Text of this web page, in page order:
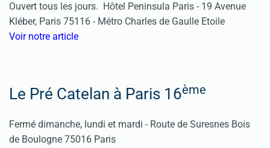
Ouvert tous les jours. Hôtel Peninsula Paris - 19 Avenue
Kléber, Paris 75116 - Métro Charles de Gaulle Etoile
Voir notre article
Le Pré Catelan à Paris 16ème
Fermé dimanche, lundi et mardi - Route de Suresnes Bois
de Boulogne 75016 Paris